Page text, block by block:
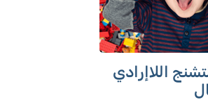
اللاإرادي